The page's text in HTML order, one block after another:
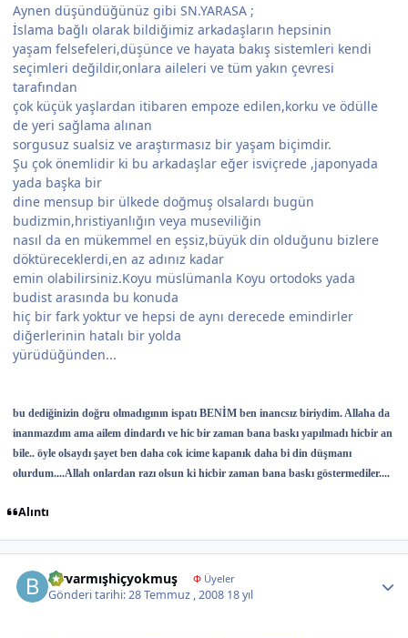
Aynen düşündüğünüz gibi SN.YARASA ;
İslama bağlı olarak bildiğimiz arkadaşların hepsinin
yaşam felsefeleri,düşünce ve hayata bakış sistemleri kendi
seçimleri değildir,onlara aileleri ve tüm yakın çevresi
tarafından
çok küçük yaşlardan itibaren empoze edilen,korku ve ödülle
de yeri sağlama alınan
sorgusuz sualsiz ve araştırmasız bir yaşam biçimdir.
Şu çok önemlidir ki bu arkadaşlar eğer isviçrede ,japonyada
yada başka bir
dine mensup bir ülkede doğmuş olsalardı bugün
budizmin,hristiyanlığın veya museviliğin
nasıl da en mükemmel en eşsiz,büyük din olduğunu bizlere
döktüreceklerdi,en az adınız kadar
emin olabilirsiniz.Koyu müslümanla Koyu ortodoks yada
budist arasında bu konuda
hiç bir fark yoktur ve hepsi de aynı derecede emindirler
diğerlerinin hatalı bir yolda
yürüdüğünden...
bu dediğinizin doğru olmadıgının ispatı BENİM ben inancsız biriydim. Allaha da
inanmazdım ama ailem dindardı ve hic bir zaman bana baskı yapılmadı hicbir an
bile.. öyle olsaydı şayet ben daha cok icime kapanık daha bi din düşmanı
olurdum....Allah onlardan razı olsun ki hicbir zaman bana baskı göstermediler....
Alıntı
birvarmışhiçyokmuş ΦÜyeler
Gönderi tarihi:28 Temmuz , 2008 18 yıl